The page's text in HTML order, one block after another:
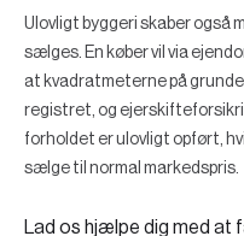
Ulovligt byggeri skaber også
sælges. En køber vil via
at kvadratmeterne på
registret, og
forholdet er ulovligt opført,
sælge til normal markedspris.
Lad os hjælpe dig med at